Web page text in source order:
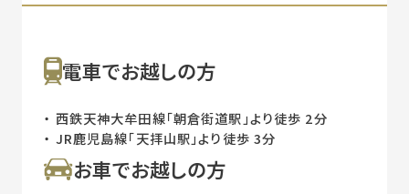
電車でお越しの方
西鉄天神大牟田線「朝倉街道駅」より徒歩 2分
JR鹿児島線「天拝山駅」より徒歩 3分
お車でお越しの方